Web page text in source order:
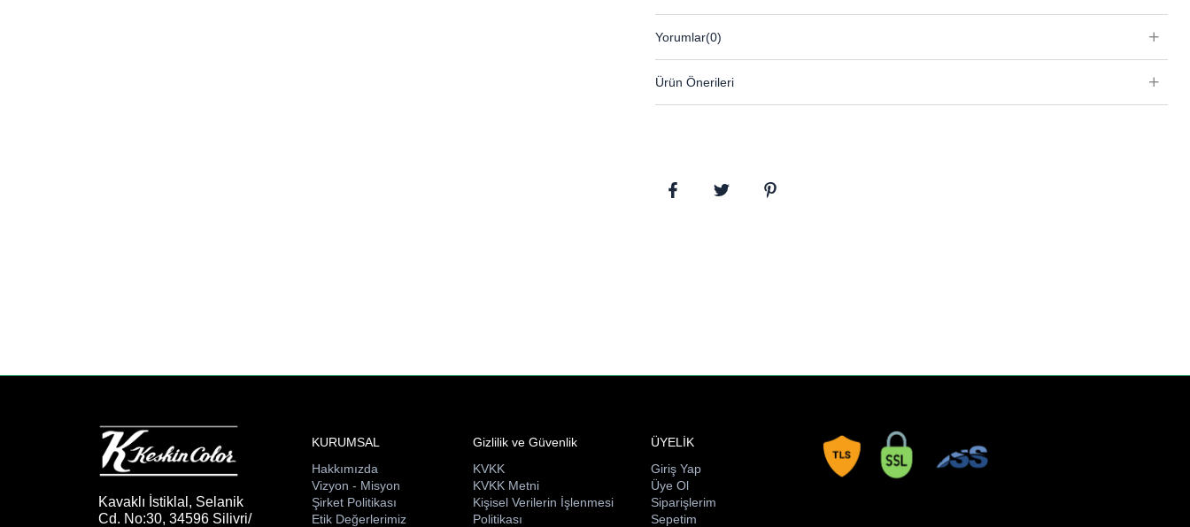
Yorumlar(0)
Ürün Önerileri
Kavaklı İstiklal, Selanik
Cd. No:30, 34596 Silivri/
KURUMSAL
Hakkımızda
Vizyon - Misyon
Şirket Politikası
Etik Değerlerimiz
Gizlilik ve Güvenlik
KVKK
KVKK Metni
Kişisel Verilerin İşlenmesi
Politikası
ÜYELİK
Giriş Yap
Üye Ol
Siparişlerim
Sepetim